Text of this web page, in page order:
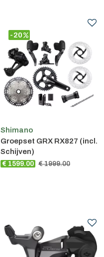
Shimano
Groepset GRX RX827 (incl.
Schijven)
€ 1599.00 € 1999.00
-20